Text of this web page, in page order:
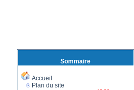
Sommaire
Accueil
Plan du site